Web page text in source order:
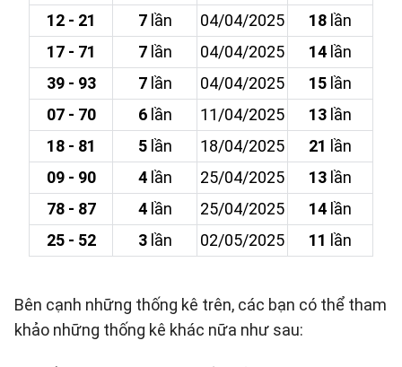
12 - 21
7lần 04/04/2025 18 lần
17 - 71
7lần 04/04/2025 14 lần
39 - 93
7lần 04/04/2025 15 lần
07 - 70
6lần 11/04/2025 13 lần
18 - 81
5lần 18/04/2025 21 lần
09 - 90
4lần 25/04/2025 13 lần
78 - 87
4lần 25/04/2025 14 lần
25 - 52
3lần 02/05/2025 11 lần
Bên cạnh những thống kê trên, các bạn có thể tham
khảo những thống kê khác nữa như sau: